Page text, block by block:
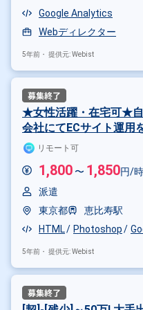
Google Analytics
Webディレクター
5年前・ 提供元: Webist
★女性活躍・在宅可★
会社にてECサイト運用
駅徒歩2分
リモート可
1,800 〜 1,850円/時
派遣
東京都
恵比寿駅
HTML
Photoshop
5年前・ 提供元: Webist